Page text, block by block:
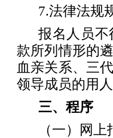
7.法律法规
报名人员
款所列情形的
血亲关系、三
领导成员的用
三、程序
（一）网